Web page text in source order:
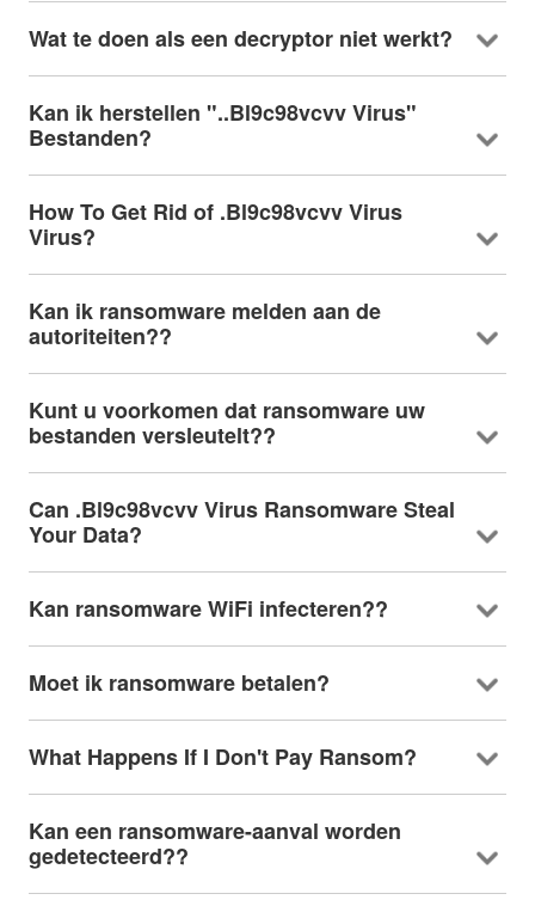
Wat te doen als een decryptor niet werkt?
Kan ik herstellen "..Bl9c98vcvv Virus"
Bestanden?
How To Get Rid of .Bl9c98vcvv Virus
Virus?
Kan ik ransomware melden aan de
autoriteiten??
Kunt u voorkomen dat ransomware uw
bestanden versleutelt??
Can .Bl9c98vcvv Virus Ransomware Steal
Your Data?
Kan ransomware WiFi infecteren??
Moet ik ransomware betalen?
What Happens If I Don't Pay Ransom?
Kan een ransomware-aanval worden
gedetecteerd??